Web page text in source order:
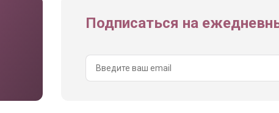
Подписаться на